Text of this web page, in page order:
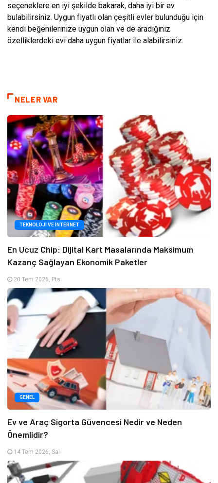
seçeneklere en iyi şekilde bakarak, daha iyi bir ev
bulabilirsiniz. Uygun fiyatlı olan çeşitli evler bulunduğu için
kendi beğenilerinize uygun olan ve de aradığınız
özelliklerdeki evi daha uygun fiyatlar ile alabilirsiniz.
NELER VAR
TEKNOLOJI VE İNTERNET
En Ucuz Chip: Dijital Kart Masalarında Maksimum
Kazanç Sağlayan Ekonomik Paketler
20 Tem 2026, Pts
GENEL
Ev ve Araç Sigorta Güvencesi Nedir ve Neden
Önemlidir?
14 Tem 2026, Sal